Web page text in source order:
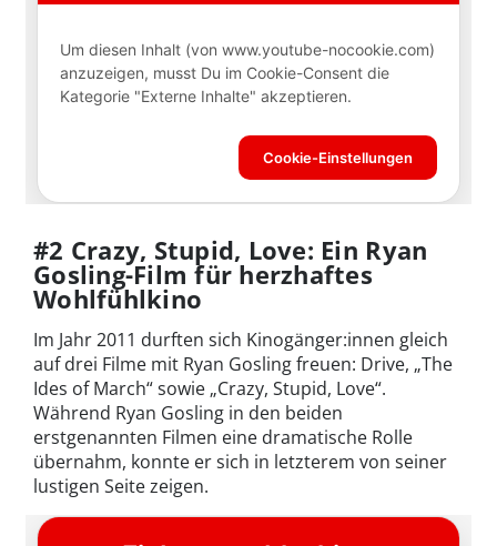
#2 Crazy, Stupid, Love: Ein Ryan
Gosling-Film für herzhaftes
Wohlfühlkino
Im Jahr 2011 durften sich Kinogänger:innen gleich
auf drei Filme mit Ryan Gosling freuen: Drive, „The
Ides of March“ sowie „Crazy, Stupid, Love“.
Während Ryan Gosling in den beiden
erstgenannten Filmen eine dramatische Rolle
übernahm, konnte er sich in letzterem von seiner
lustigen Seite zeigen.